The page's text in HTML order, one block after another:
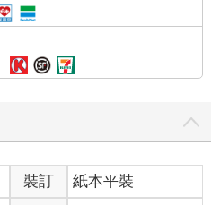
裝訂
紙本平裝